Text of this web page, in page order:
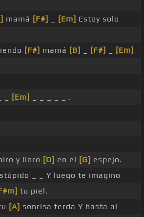
mamá [F#] [Em] Estoy solo
[F#] mamá [B] [F#]
[Em]
_ [Em]
_ _ _ _ _ .
y lloro [D] en el [G] espejo.
_ _ Y luego te imagino
tu piel.
[A] sonrisa terda Y hasta al